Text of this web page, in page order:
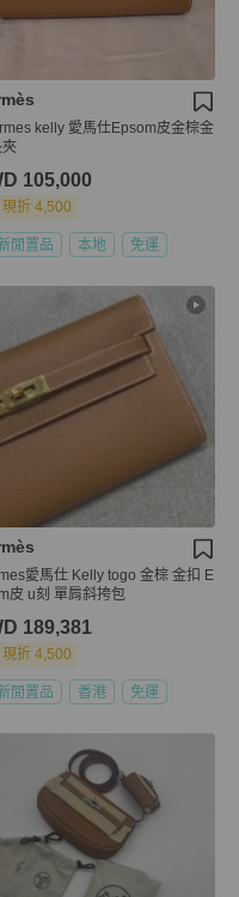
kelly 愛馬仕Epsom皮金棕金
105,000
現折 4,500
閒置品 本地 免運
愛馬仕 Kelly togo 金棕 金扣 E
皮 u刻 單肩斜挎包
189,381
現折 4,500
閒置品 香港 免運